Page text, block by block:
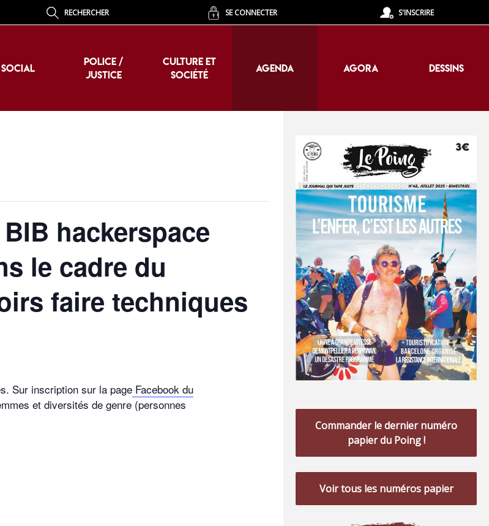
RECHERCHER SE CONNECTER S'INSCRIRE
SOCIAL
POLICE /
JUSTICE
CULTURE ET
SOCIÉTÉ
AGENDA AGORA DESSINS
SOCIAL
POLICE /
JUSTICE
CULTURE ET
SOCIÉTÉ
AGENDA AGORA DESSINS
hackerspace
le cadre du
faire techniques
Sur inscription sur la page Facebook du
et diversités de genre (personnes
Commander le dernier numéro
papier du Poing !
Voir tous les numéros papier